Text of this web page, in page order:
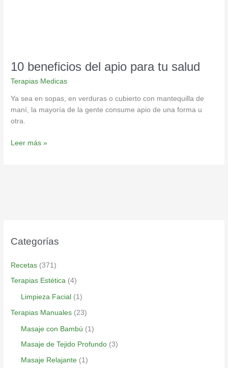
10 beneficios del apio para tu salud
Terapias Medicas
Ya sea en sopas, en verduras o cubierto con mantequilla de
maní, la mayoría de la gente consume apio de una forma u
otra.
Leer más »
Categorías
Recetas (371)
Terapias Estética (4)
Limpieza Facial (1)
Terapias Manuales (23)
Masaje con Bambú (1)
Masaje de Tejido Profundo (3)
Masaje Relajante (1)